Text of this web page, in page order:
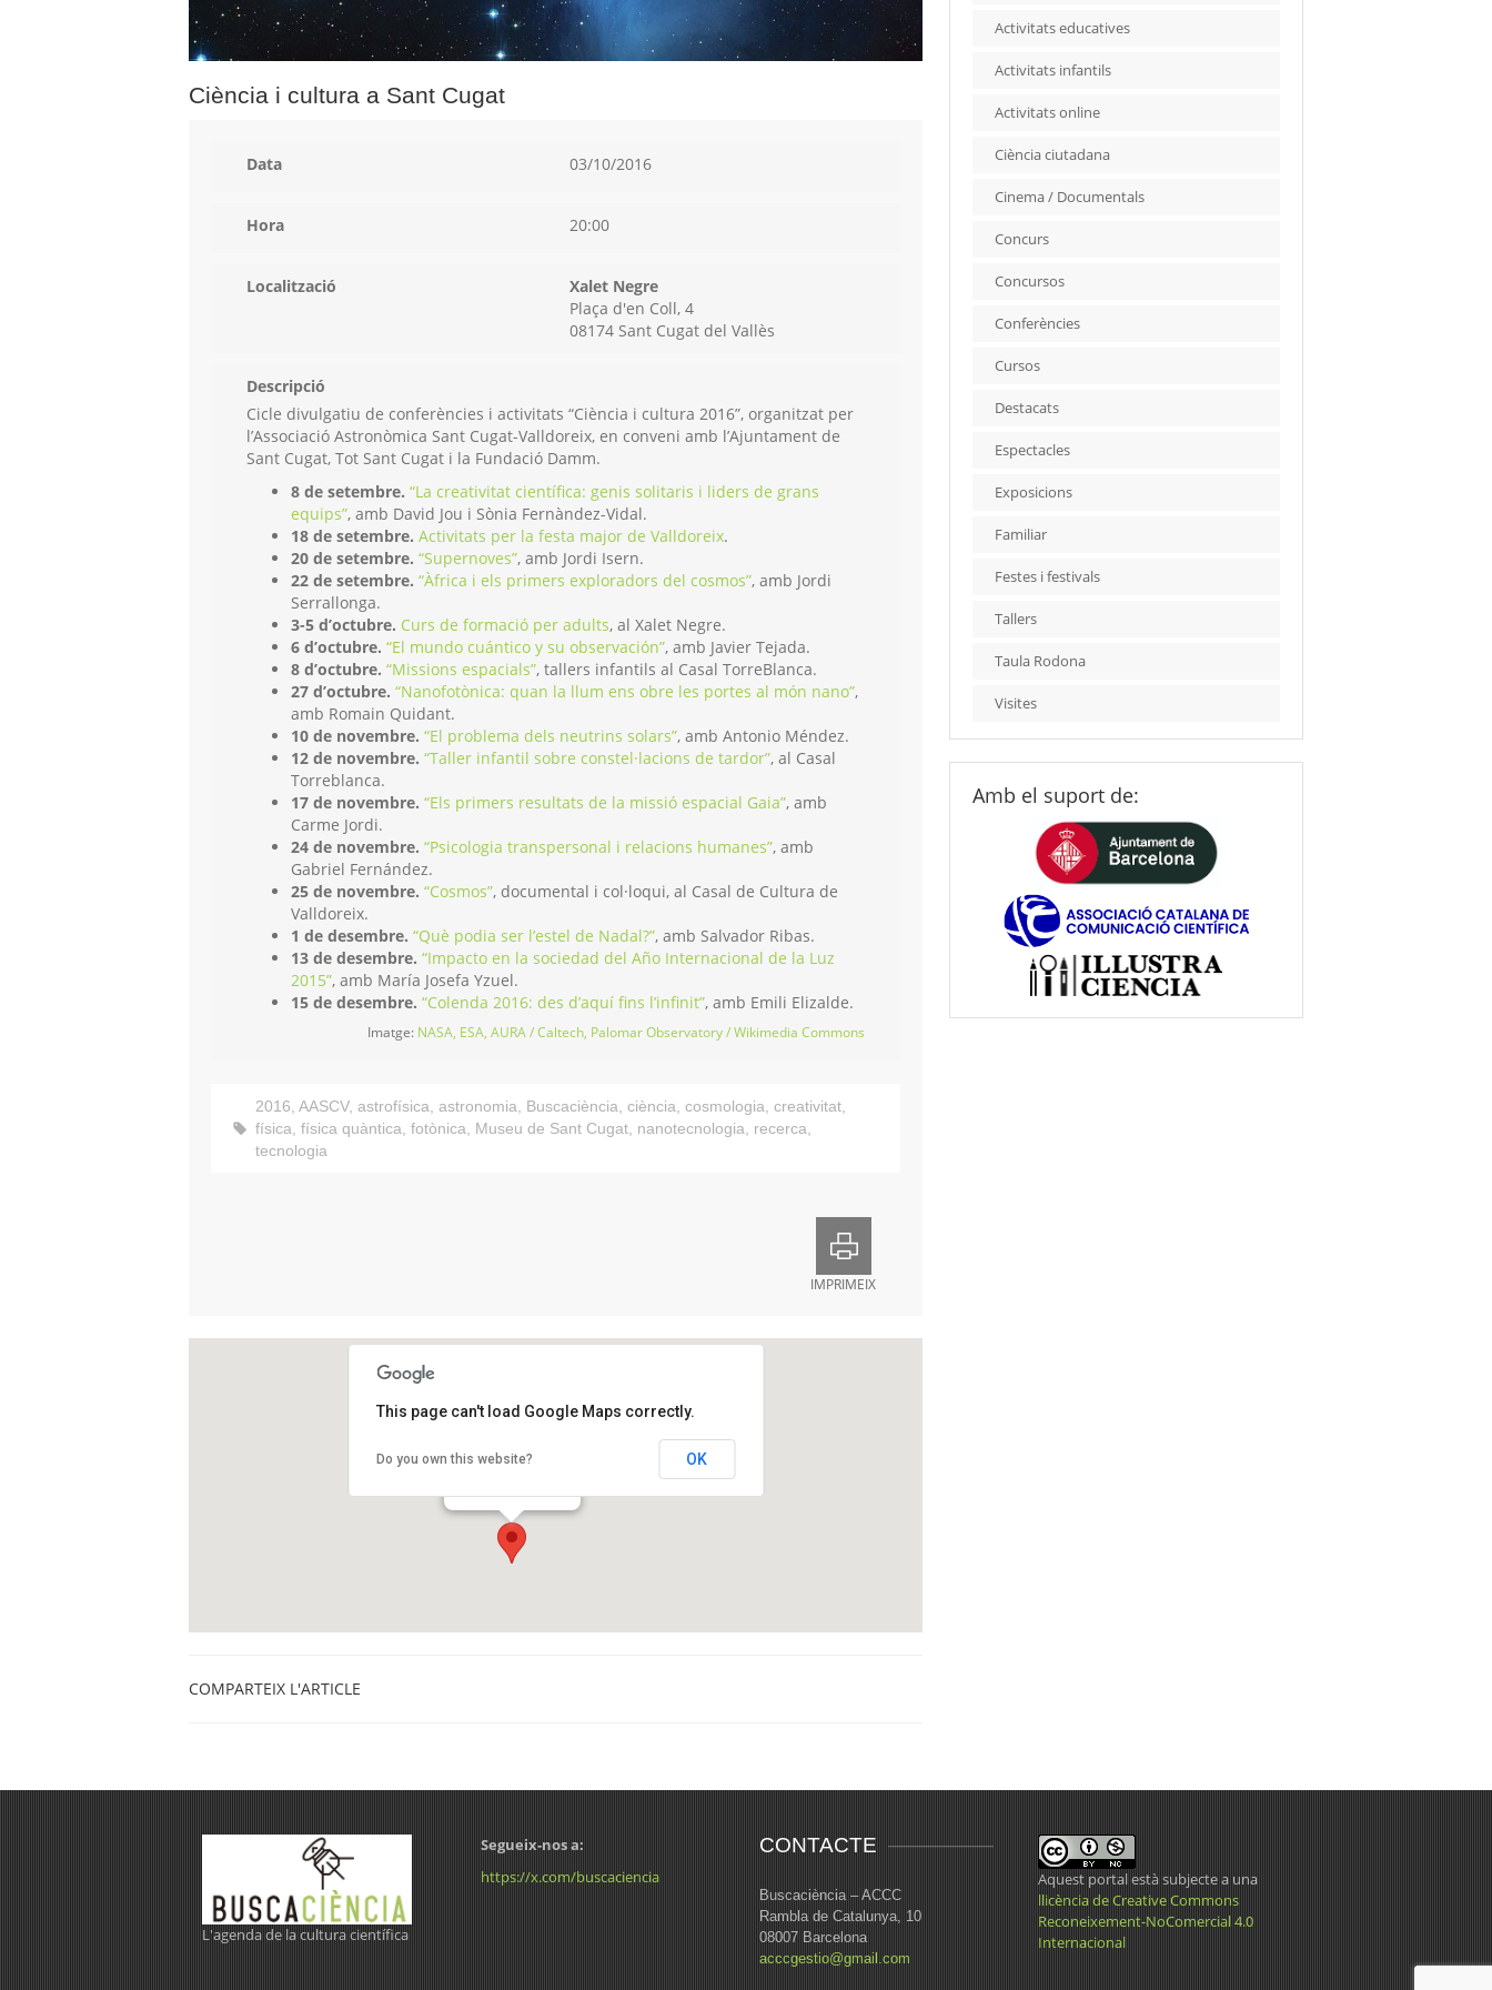
Ciència i cultura a Sant Cugat
Data 03/10/2016
Hora 20:00
Localització
Xalet Negre
Plaça d'en Coll, 4
08174 Sant Cugat del Vallès
Descripció
Cicle divulgatiu de conferències i activitats “Ciència i cultura 2016”, organitzat per
l’Associació Astronòmica Sant Cugat-Valldoreix, en conveni amb l’Ajuntament de
Sant Cugat, Tot Sant Cugat i la Fundació Damm.
8 de setembre. “La creativitat científica: genis solitaris i liders de grans
equips”, amb David Jou i Sònia Fernàndez-Vidal.
18 de setembre. Activitats per la festa major de Valldoreix.
20 de setembre. “Supernoves”, amb Jordi Isern.
22 de setembre. “Àfrica i els primers exploradors del cosmos”, amb Jordi
Serrallonga.
3-5 d’octubre. Curs de formació per adults, al Xalet Negre.
6 d’octubre. “El mundo cuántico y su observación”, amb Javier Tejada.
8 d’octubre. “Missions espacials”, tallers infantils al Casal TorreBlanca.
27 d’octubre. “Nanofotònica: quan la llum ens obre les portes al món nano”,
amb Romain Quidant.
10 de novembre. “El problema dels neutrins solars”, amb Antonio Méndez.
12 de novembre. “Taller infantil sobre constel·lacions de tardor”, al Casal
Torreblanca.
17 de novembre. “Els primers resultats de la missió espacial Gaia”, amb
Carme Jordi.
24 de novembre. “Psicologia transpersonal i relacions humanes”, amb
Gabriel Fernández.
25 de novembre. “Cosmos”, documental i col·loqui, al Casal de Cultura de
Valldoreix.
1 de desembre. “Què podia ser l’estel de Nadal?”, amb Salvador Ribas.
13 de desembre. “Impacto en la sociedad del Año Internacional de la Luz
2015”, amb María Josefa Yzuel.
15 de desembre. “Colenda 2016: des d’aquí fins l’infinit”, amb Emili Elizalde.
Imatge: NASA, ESA, AURA / Caltech, Palomar Observatory / Wikimedia Commons
2016, AASCV, astrofísica, astronomia, Buscaciència, ciència, cosmologia, creativitat,
física, física quàntica, fotònica, Museu de Sant Cugat, nanotecnologia, recerca,
tecnologia
IMPRIMEIX
Plaça d'en Coll, 4
This page can't load Google Maps correctly.
Do you own this website? OK
COMPARTEIX L'ARTICLE
Activitats educatives
Activitats infantils
Activitats online
Ciència ciutadana
Cinema / Documentals
Concurs
Concursos
Conferències
Cursos
Destacats
Espectacles
Exposicions
Familiar
Festes i festivals
Tallers
Taula Rodona
Visites
Amb el suport de:
L'agenda de la cultura científica
Segueix-nos a:
https://x.com/buscaciencia
CONTACTE
Buscaciència – ACCC
Rambla de Catalunya, 10
08007 Barcelona
acccgestio@gmail.com
Aquest portal està subjecte a una
llicència de Creative Commons
Reconeixement-NoComercial 4.0
Internacional